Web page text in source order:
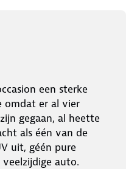
een sterke
omdat er al vier
gegaan, al heette
als één van de
uit, géén pure
auto.